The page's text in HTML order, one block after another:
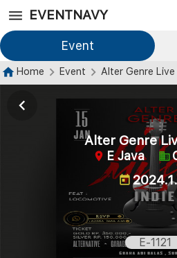
EVENTNAVY
Event
Home Event Alter Genre
Alter Genre
E Java
E-1121